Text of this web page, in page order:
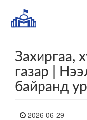
Захиргаа,
газар |
байранд
2026-06-29